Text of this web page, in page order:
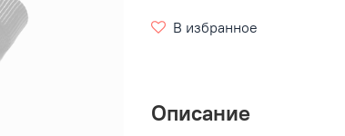
В избранное
Описание